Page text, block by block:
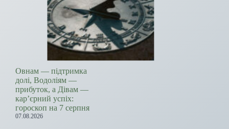
Овнам — підтримка
долі, Водоліям —
прибуток, а Дівам —
кар’єрний успіх:
гороскоп на 7 серпня
07.08.2026